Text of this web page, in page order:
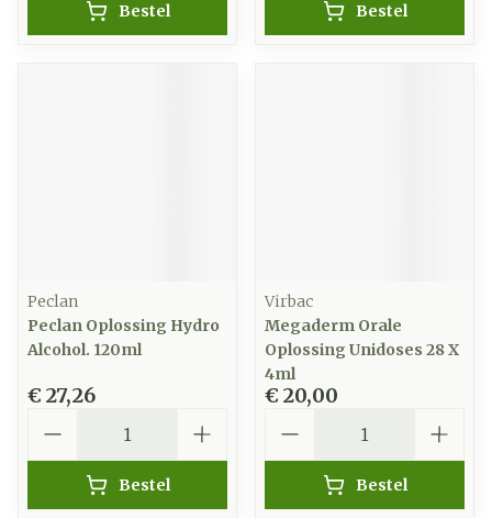
Bestel Bestel
Peclan
Peclan Oplossing Hydro
Alcohol. 120ml
€ 27,26
Bestel
Virbac
Megaderm Orale
Oplossing Unidoses 28 X
4ml
€ 20,00
Bestel